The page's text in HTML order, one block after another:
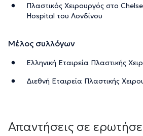
Πλαστικός Χειρουργός στο
Hospital του Λονδίνου
Μέλος συλλόγων
Ελληνική Εταιρεία Πλαστικής
Διεθνή Εταιρεία Πλαστικής
Απαντήσεις σε